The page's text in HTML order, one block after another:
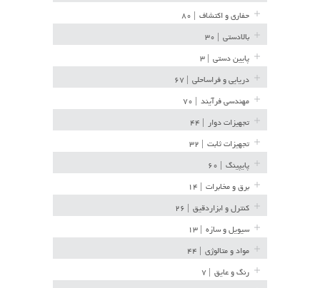
حفاری و اکتشاف
بالادستی
پایین دستی
دریایی و فراساحلی
مهندسی فرآیند
تجهیزات دوار
تجهیزات ثابت
پایپینگ
برق و مخابرات
کنترل و ابزاردقیق
سیویل و سازه
مواد و متالوژی
رنگ و عایق